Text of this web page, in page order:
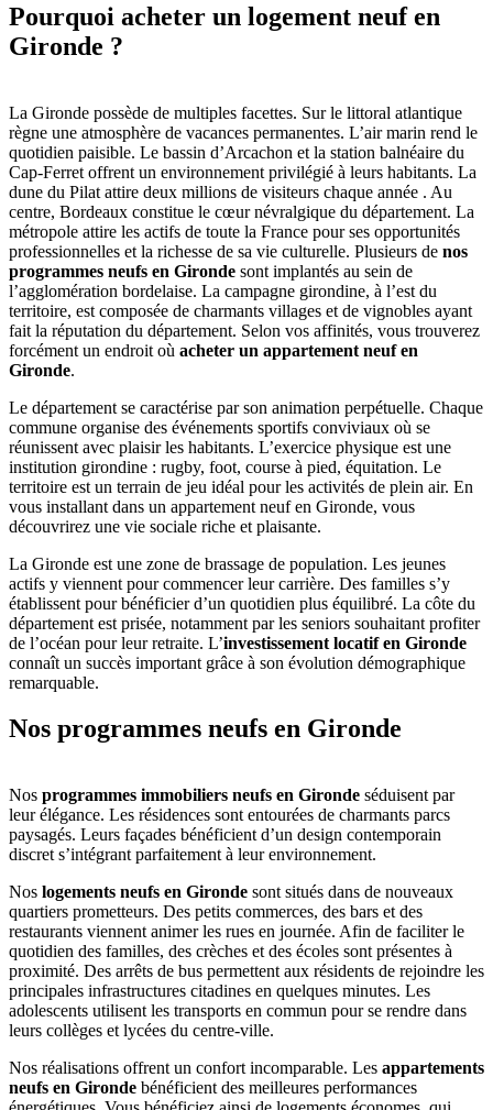
Pourquoi acheter un logement neuf en
Gironde ?
La Gironde possède de multiples facettes. Sur le littoral atlantique
règne une atmosphère de vacances permanentes. L’air marin rend le
quotidien paisible. Le bassin d’Arcachon et la station balnéaire du
Cap-Ferret offrent un environnement privilégié à leurs habitants. La
dune du Pilat attire deux millions de visiteurs chaque année . Au
centre, Bordeaux constitue le cœur névralgique du département. La
métropole attire les actifs de toute la France pour ses opportunités
professionnelles et la richesse de sa vie culturelle. Plusieurs de nos
programmes neufs en Gironde sont implantés au sein de
l’agglomération bordelaise. La campagne girondine, à l’est du
territoire, est composée de charmants villages et de vignobles ayant
fait la réputation du département. Selon vos affinités, vous trouverez
forcément un endroit où acheter un appartement neuf en
Gironde.
Le département se caractérise par son animation perpétuelle. Chaque
commune organise des événements sportifs conviviaux où se
réunissent avec plaisir les habitants. L’exercice physique est une
institution girondine : rugby, foot, course à pied, équitation. Le
territoire est un terrain de jeu idéal pour les activités de plein air. En
vous installant dans un appartement neuf en Gironde, vous
découvrirez une vie sociale riche et plaisante.
La Gironde est une zone de brassage de population. Les jeunes
actifs y viennent pour commencer leur carrière. Des familles s’y
établissent pour bénéficier d’un quotidien plus équilibré. La côte du
département est prisée, notamment par les seniors souhaitant profiter
de l’océan pour leur retraite. L’investissement locatif en Gironde
connaît un succès important grâce à son évolution démographique
remarquable.
Nos programmes neufs en Gironde
Nos programmes immobiliers neufs en Gironde séduisent par
leur élégance. Les résidences sont entourées de charmants parcs
paysagés. Leurs façades bénéficient d’un design contemporain
discret s’intégrant parfaitement à leur environnement.
Nos logements neufs en Gironde sont situés dans de nouveaux
quartiers prometteurs. Des petits commerces, des bars et des
restaurants viennent animer les rues en journée. Afin de faciliter le
quotidien des familles, des crèches et des écoles sont présentes à
proximité. Des arrêts de bus permettent aux résidents de rejoindre les
principales infrastructures citadines en quelques minutes. Les
adolescents utilisent les transports en commun pour se rendre dans
leurs collèges et lycées du centre-ville.
Nos réalisations offrent un confort incomparable. Les appartements
neufs en Gironde bénéficient des meilleures performances